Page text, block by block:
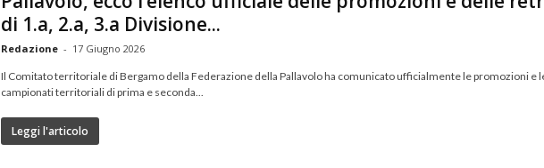
di 1.a, 2.a, 3.a Divisione...
Redazione - 17 Giugno 2026
Il Comitato territoriale di Bergamo della Federazione della Pallavolo ha comunicato ufficialmente le promozioni e
campionati territoriali di prima e seconda...
Leggi l'articolo